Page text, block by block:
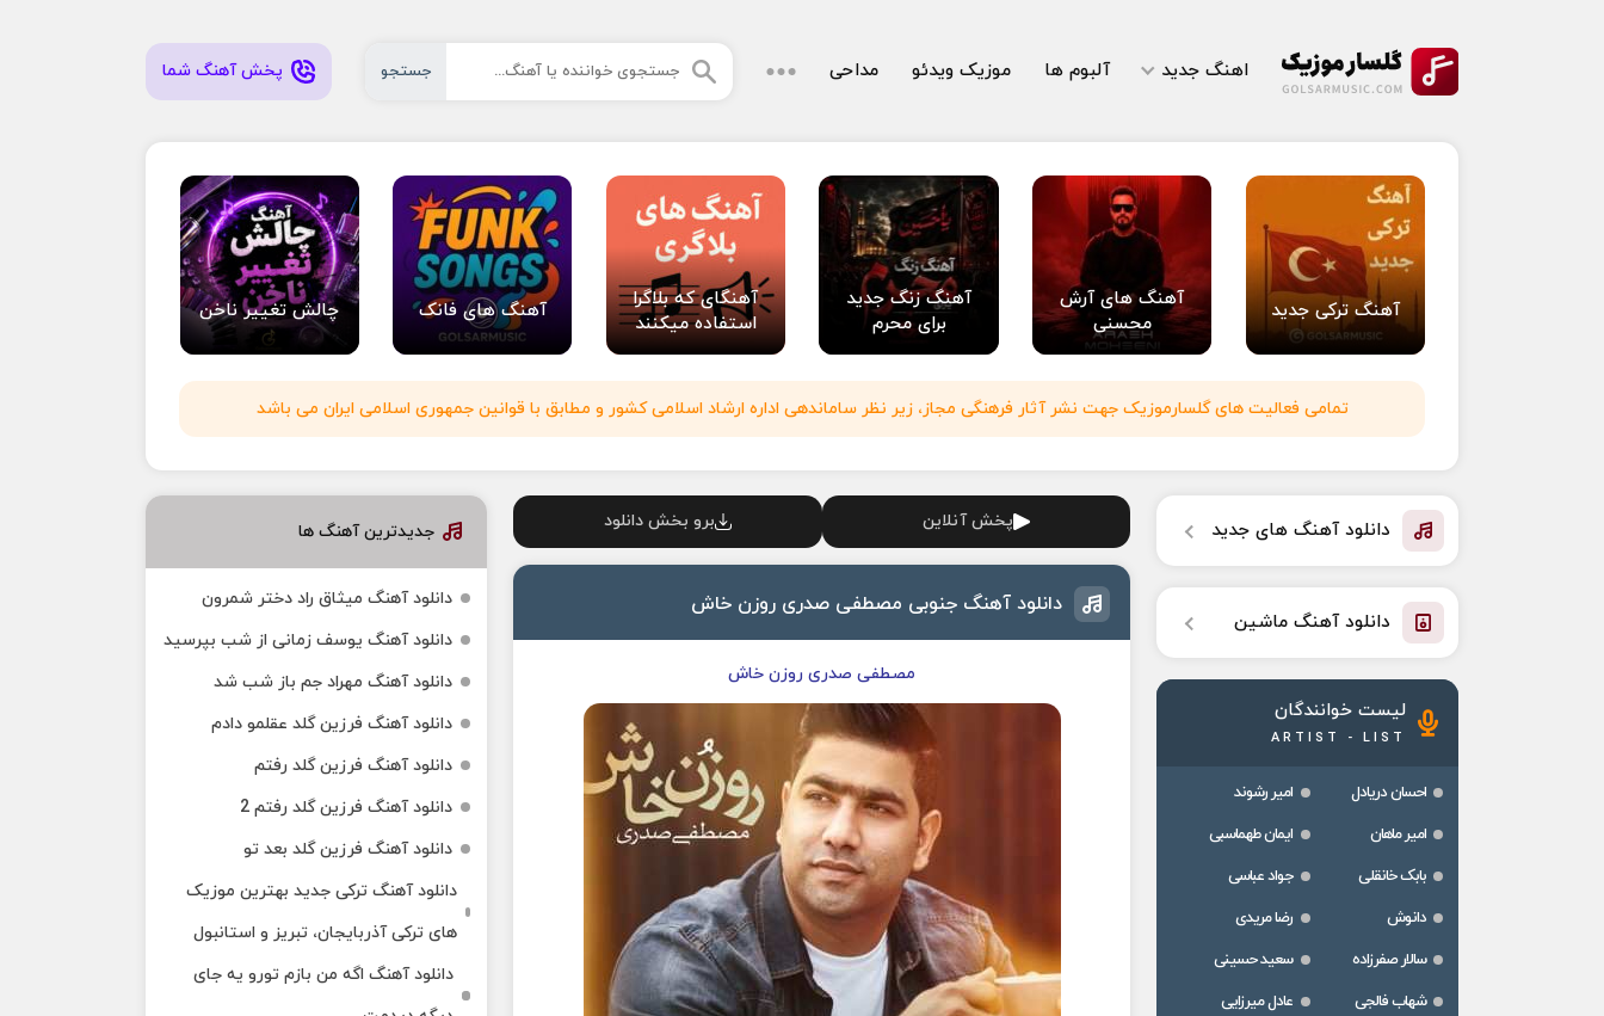
اهنگ جدید آلبوم ها موزیک ویدئو مداحی جستجو پخش آهنگ شما
آهنگ ترکی جدید
آهنگ های آرش
محسنی
آهنگ زنگ جدید
برای محرم
آهنگای که بلاگرا
استفاده میکنند
آهنگ های فانک چالش تغییر ناخن
تمامی فعالیت های گلسارموزیک جهت نشر آثار فرهنگی مجاز، زیر نظر ساماندهی اداره ارشاد اسلامی کشور و مطابق با قوانین جمهوری اسلامی ایران می باشد
پخش آنلاین برو بخش دانلود
دانلود آهنگ جنوبی مصطفی صدری روزن خاش
مصطفی صدری روزن خاش
دانلود آهنگ های جدید
دانلود آهنگ ماشین
لیست خوانندگان
ARTIST - LIST
احسان دریادل
امیر رشوند
امیر ماهان
ایمان طهماسبی
بابک خانقلی
جواد عباسی
دانوش
رضا مریدی
سالار صفرزاده
سعید حسینی
شهاب فالجی
عادل میرزایی
جدیدترین آهنگ ها
دانلود آهنگ میثاق راد دختر شمرون
دانلود آهنگ یوسف زمانی از شب بپرسید
دانلود آهنگ مهراد جم باز شب شد
دانلود آهنگ فرزین گلد عقلمو دادم
دانلود آهنگ فرزین گلد رفتم
دانلود آهنگ فرزین گلد رفتم 2
دانلود آهنگ فرزین گلد بعد تو
دانلود آهنگ ترکی جدید بهترین موزیک‌
های ترکی آذربایجان، تبریز و استانبول
دانلود آهنگ اگه من بازم تورو یه جای